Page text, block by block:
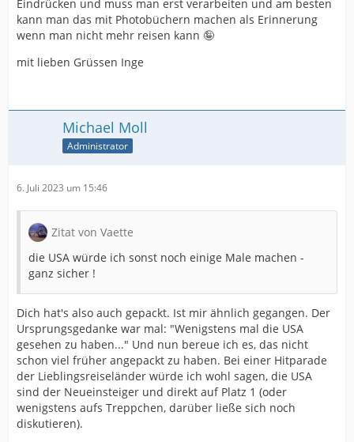
Eindrücken und muss man erst verarbeiten und am besten
kann man das mit Photobüchern machen als Erinnerung
wenn man nicht mehr reisen kann 🤪
mit lieben Grüssen Inge
Michael Moll
Administrator
6. Juli 2023 um 15:46
Zitat von Vaette
die USA würde ich sonst noch einige Male machen -
ganz sicher !
Dich hat's also auch gepackt. Ist mir ähnlich gegangen. Der
Ursprungsgedanke war mal: "Wenigstens mal die USA
gesehen zu haben..." Und nun bereue ich es, das nicht
schon viel früher angepackt zu haben. Bei einer Hitparade
der Lieblingsreiseländer würde ich wohl sagen, die USA
sind der Neueinsteiger und direkt auf Platz 1 (oder
wenigstens aufs Treppchen, darüber ließe sich noch
diskutieren).